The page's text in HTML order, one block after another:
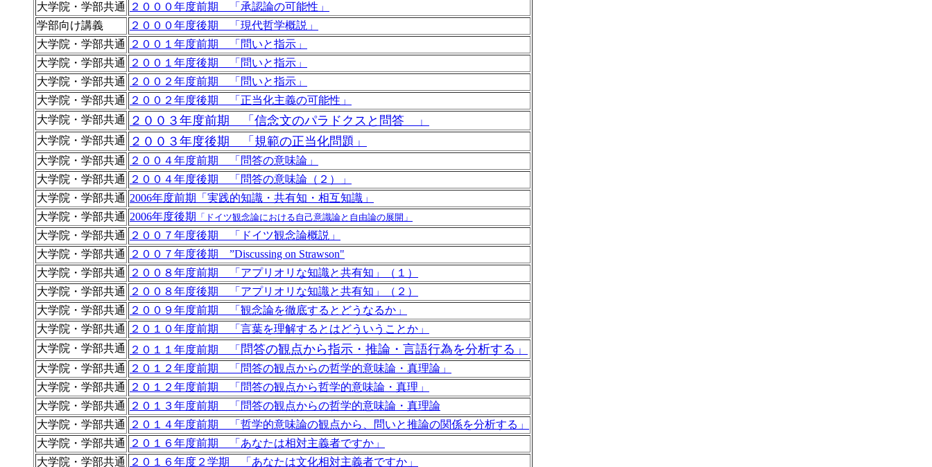
大学院・学部共通
２０００年度前期 「承認論の可能性」
学部向け講義
２０００年度後期 「現代哲学概説」
大学院・学部共通
２００１年度前期 「問いと指示」
大学院・学部共通
２００１年度後期 「問いと指示」
大学院・学部共通
２００２年度前期 「問いと指示」
大学院・学部共通
２００２年度後期 「正当化主義の可能性」
大学院・学部共通
２００３年度前期 「信念文のパラドクスと問答 」
大学院・学部共通 ２００３年度後期 「規範の正当化問題」
大学院・学部共通
２００４年度前期 「問答の意味論」
大学院・学部共通
２００４年度後期 「問答の意味論（２）」
大学院・学部共通 2006年度前期
「実践的知識・共有知・相互知識」
大学院・学部共通 2006年度後期 「ドイツ観念論における自己意識論と自由論の展開」
大学院・学部共通
２００７年度後期 「ドイツ観念論概説」
大学院・学部共通
２００７年度後期 ”Discussing on Strawson"
大学院・学部共通
２００８年度前期 「アプリオリな知識と共有知」（１）
大学院・学部共通
２００８年度後期 「アプリオリな知識と共有知」（２）
大学院・学部共通
２００９年度前期 「観念論を徹底するとどうなるか」
大学院・学部共通
２０１０年度前期 「言葉を理解するとはどういうことか」
大学院・学部共通
２０１１年度前期 「 問答の観点から指示・推論・言語行為を分析する」
大学院・学部共通
２０１２年度前期 「問答の観点からの哲学的意味論・真理論」
大学院・学部共通
２０１２年度前期 「問答の観点から哲学的意味論・真理」
大学院・学部共通
２０１３年度前期 「問答の観点からの哲学的意味論・真理論
大学院・学部共通
２０１４年度前期 「哲学的意味論の観点から、問いと推論の関係を分析する」
大学院・学部共通
２０１６年度前期 「あなたは相対主義者ですか」
大学院・学部共通
２０１６年度２学期 「あなたは文化相対主義者ですか」